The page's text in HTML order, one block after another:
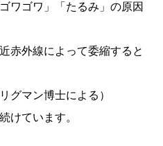
ワゴワ」「たるみ」の原因
赤外線によって委縮すると
グマン博士による）
けています。